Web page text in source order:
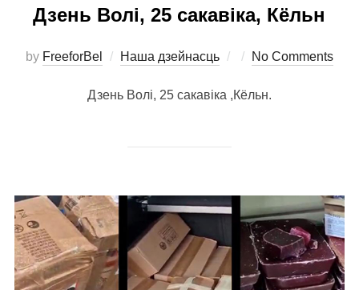
Дзень Волі, 25 сакавіка, Кёльн
by FreeforBel Наша дзейнасць
Posted
No Comments
Дзень Волі, 25 сакавіка ,Кёльн.